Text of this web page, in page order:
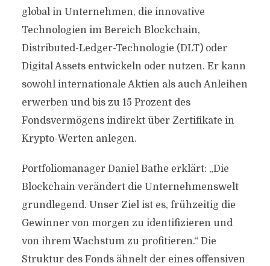
global in Unternehmen, die innovative
Technologien im Bereich Blockchain,
Distributed-Ledger-Technologie (DLT) oder
Digital Assets entwickeln oder nutzen. Er kann
sowohl internationale Aktien als auch Anleihen
erwerben und bis zu 15 Prozent des
Fondsvermögens indirekt über Zertifikate in
Krypto-Werten anlegen.
Portfoliomanager Daniel Bathe erklärt: „Die
Blockchain verändert die Unternehmenswelt
grundlegend. Unser Ziel ist es, frühzeitig die
Gewinner von morgen zu identifizieren und
von ihrem Wachstum zu profitieren.“ Die
Struktur des Fonds ähnelt der eines offensiven